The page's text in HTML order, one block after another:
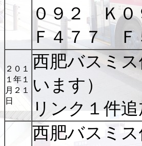
０９２ Ｋ０
Ｆ４７７
２０１
１年１
月２１
日
西肥バスミ
います）
リンク１件
西肥バスミ